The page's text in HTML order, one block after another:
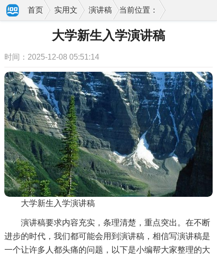
当前位置：
首页 实用文 演讲稿
大学新生入学演讲稿
时间：2025-12-08 05:51:14
大学新生入学演讲稿
演讲稿要求内容充实，条理清楚，重点突出。在不断
进步的时代，我们都可能会用到演讲稿，相信写演讲稿是
一个让许多人都头痛的问题，以下是小编帮大家整理的大